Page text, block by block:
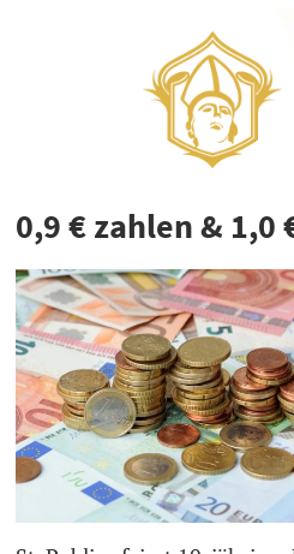
0,9 € zahlen & 1,0